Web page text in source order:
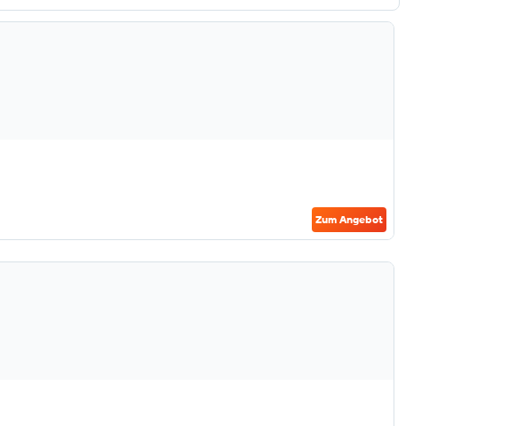
Zum Angebot